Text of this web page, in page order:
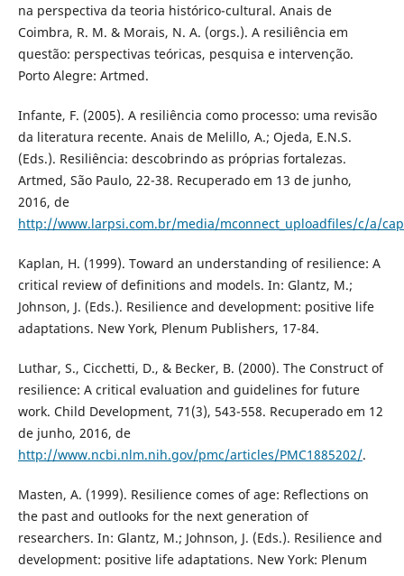
na perspectiva da teoria histórico-cultural. Anais de
Coimbra, R. M. & Morais, N. A. (orgs.). A resiliência em
questão: perspectivas teóricas, pesquisa e intervenção.
Porto Alegre: Artmed.
Infante, F. (2005). A resiliência como processo: uma revisão
da literatura recente. Anais de Melillo, A.; Ojeda, E.N.S.
(Eds.). Resiliência: descobrindo as próprias fortalezas.
Artmed, São Paulo, 22-38. Recuperado em 13 de junho,
2016, de
http://www.larpsi.com.br/media/mconnect_uploadfiles/c/a/
Kaplan, H. (1999). Toward an understanding of resilience: A
critical review of definitions and models. In: Glantz, M.;
Johnson, J. (Eds.). Resilience and development: positive life
adaptations. New York, Plenum Publishers, 17-84.
Luthar, S., Cicchetti, D., & Becker, B. (2000). The Construct of
resilience: A critical evaluation and guidelines for future
work. Child Development, 71(3), 543-558. Recuperado em 12
de junho, 2016, de
http://www.ncbi.nlm.nih.gov/pmc/articles/PMC1885202/.
Masten, A. (1999). Resilience comes of age: Reflections on
the past and outlooks for the next generation of
researchers. In: Glantz, M.; Johnson, J. (Eds.). Resilience and
development: positive life adaptations. New York: Plenum